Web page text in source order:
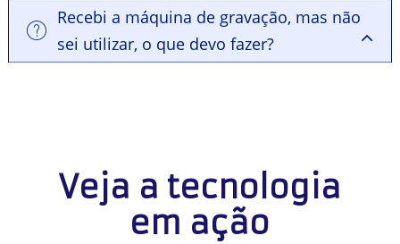
Recebi a máquina de gravação, mas não
sei utilizar, o que devo fazer?
Veja a tecnologia
em ação